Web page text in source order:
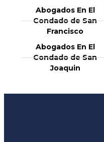
Abogados En El
Condado de San
Francisco
Abogados En El
Condado de San
Joaquin